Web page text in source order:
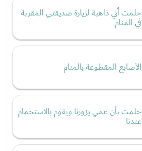
حلمت أني ذاهبة لزيارة صديقتي المقربة
في المنام
الأصابع المقطوعة بالمنام
حلمت بأن عمي يزورنا ويقوم بالاستحمام
عندنا